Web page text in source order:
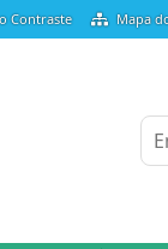
Contraste Mapa